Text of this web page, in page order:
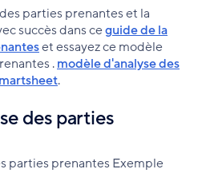
parties prenantes et la
succès dans ceguide de la
et essayez ce modèle
.modèle d'analyse des
.
des parties